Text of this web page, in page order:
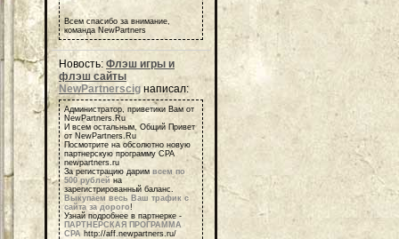
Всем спасибо за внимание,
команда NewPartners
Новость: Флэш игры и
флэш сайты
NewPartnerscig написал:
Администратор, приветики Вам от
NewPartners.Ru
И всем остальным, Общий Привет
от NewPartners.Ru
Посмотрите на обсолютно новую
партнерскую программу СРА
newpartners.ru
За регистрацию дарим всем по
500 рублей на
зарегистрированный баланс.
Выкупаем весь Ваш трафик с
сайта за дорого!
Узнай подробнее в партнерке -
ПАРТНЕРСКАЯ ПРОГРАММА
СРА http://aff.newpartners.ru/